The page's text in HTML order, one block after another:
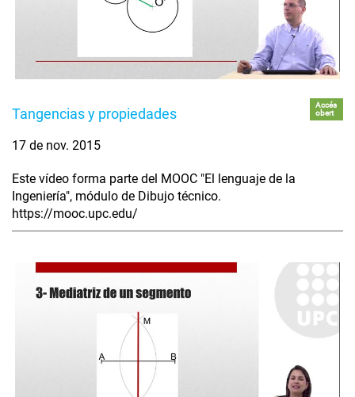
Tangencias y propiedades
Accés
obert
17 de nov. 2015
Este vídeo forma parte del MOOC "El lenguaje de la
Ingeniería", módulo de Dibujo técnico.
https://mooc.upc.edu/